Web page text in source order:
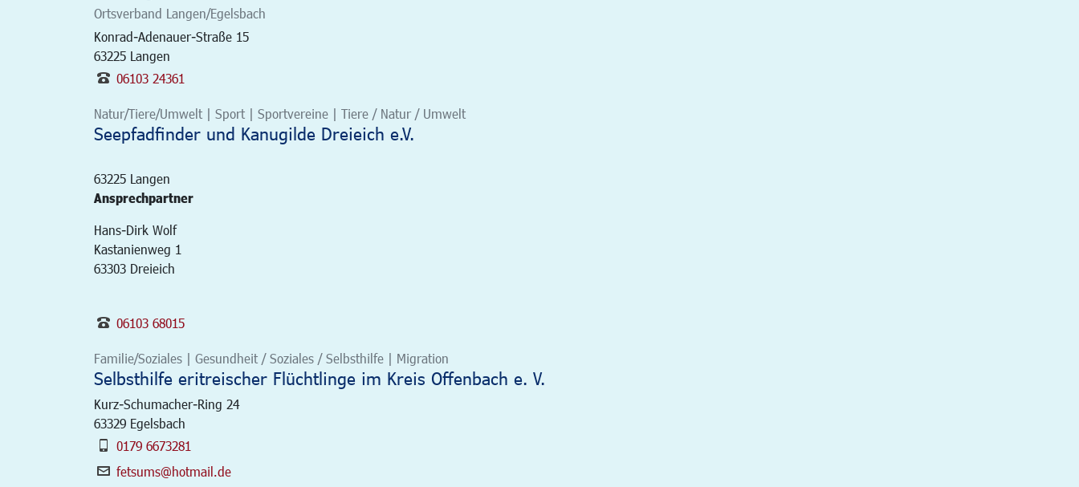
Ortsverband Langen/Egelsbach
Konrad-Adenauer-Straße 15
63225 Langen
06103 24361
Natur/Tiere/Umwelt | Sport | Sportvereine | Tiere / Natur / Umwelt
Seepfadfinder und Kanugilde Dreieich e.V.
63225 Langen
Ansprechpartner
Hans-Dirk Wolf
Kastanienweg 1
63303 Dreieich
06103 68015
Familie/Soziales | Gesundheit / Soziales / Selbsthilfe | Migration
Selbsthilfe eritreischer Flüchtlinge im Kreis Offenbach e. V.
Kurz-Schumacher-Ring 24
63329 Egelsbach
0179 6673281
fetsums@hotmail.de